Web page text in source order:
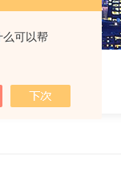
么可以帮